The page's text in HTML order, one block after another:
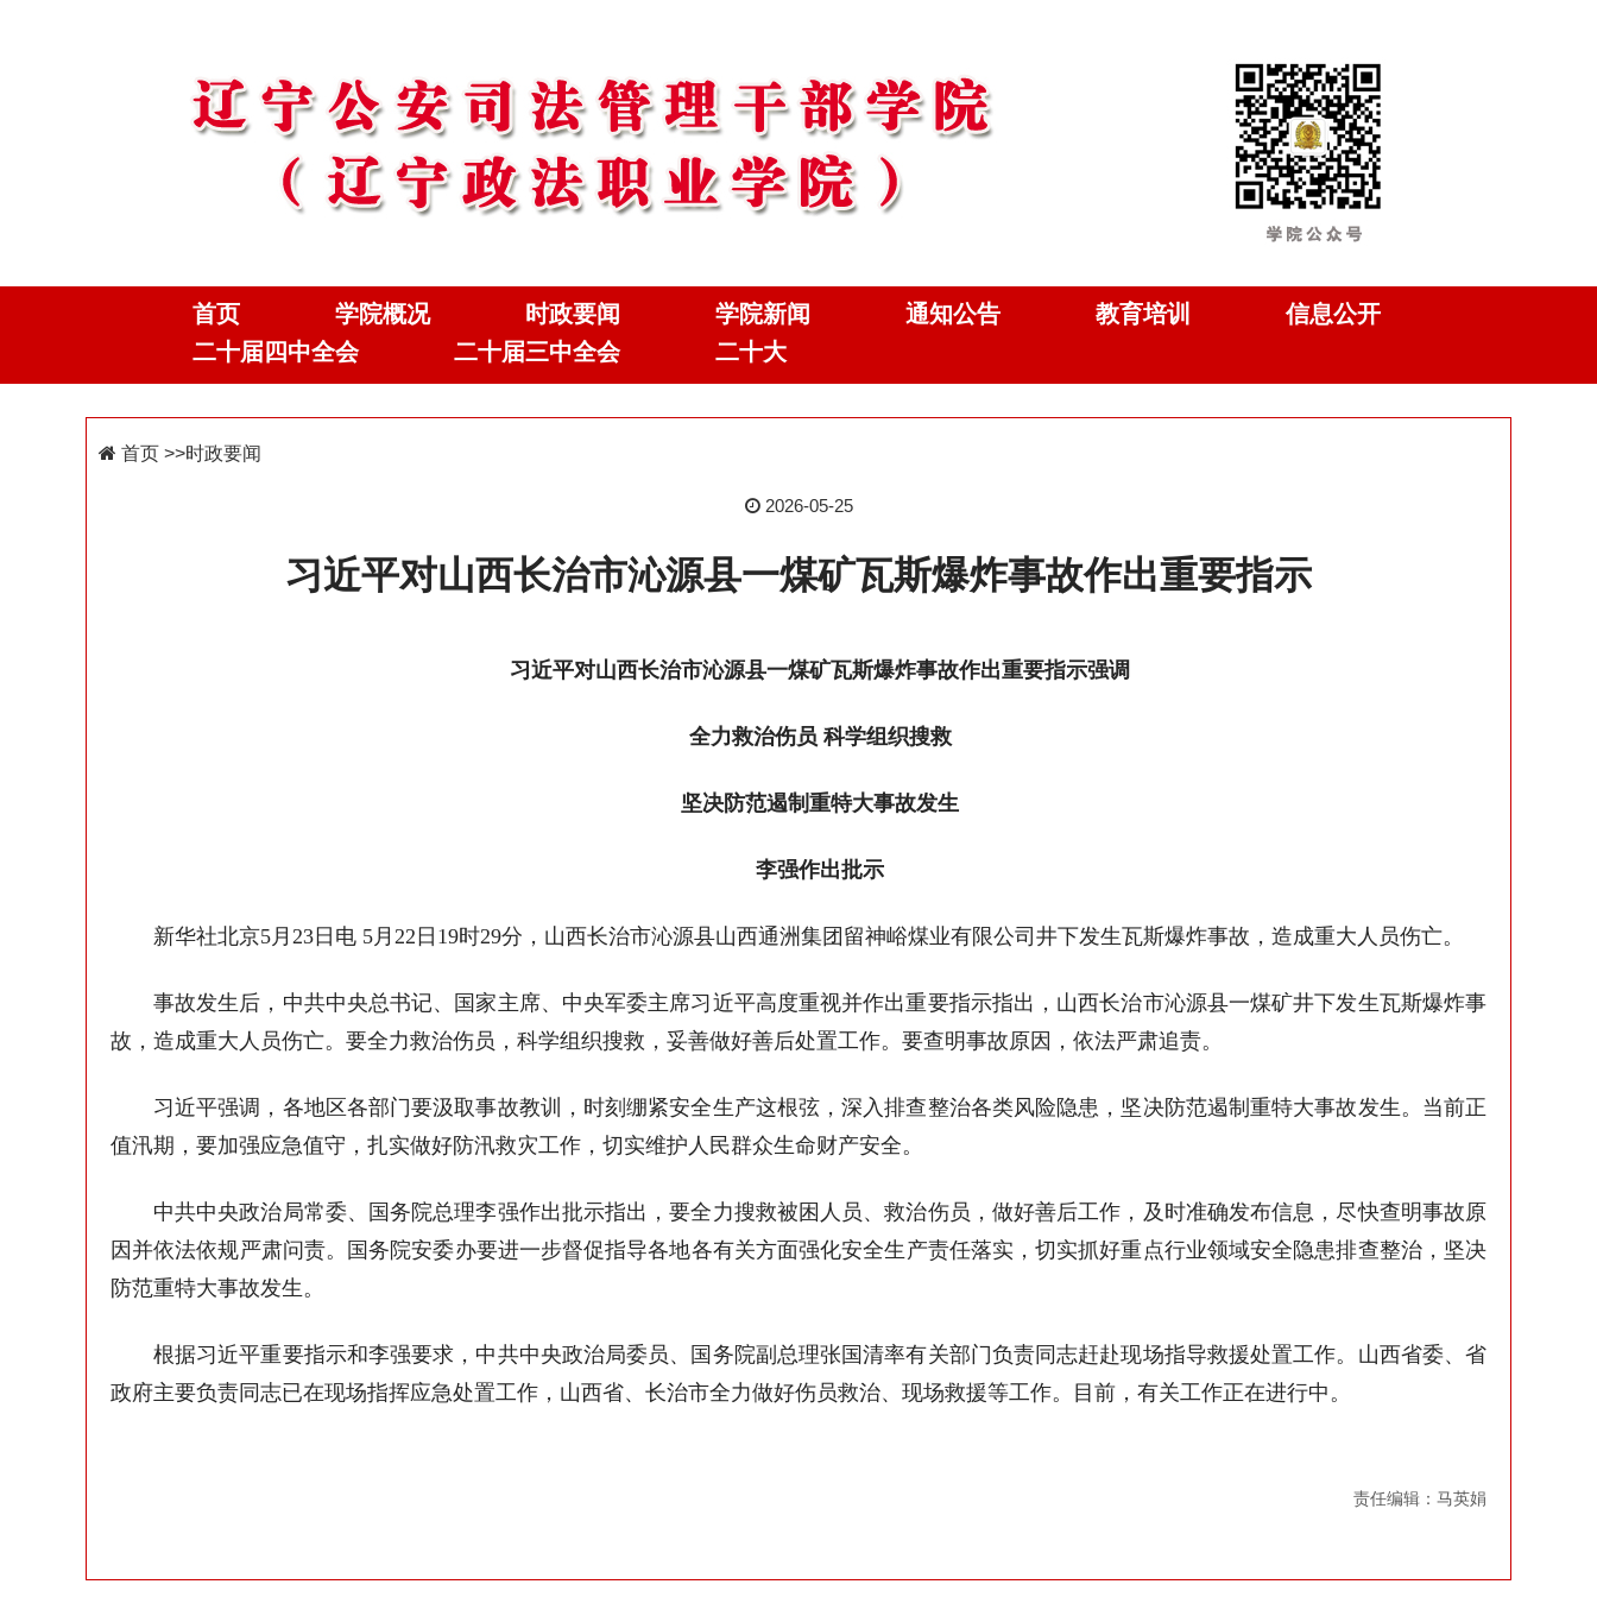
首页 学院概况 时政要闻 学院新闻 通知公告 教育培训
信息公开
二十届四中全会
二十届三中全会 二十大
首页 >>时政要闻
2026-05-25
习近平对山西长治市沁源县一煤矿瓦斯爆炸事故作出重要指示
习近平对山西长治市沁源县一煤矿瓦斯爆炸事故作出重要指示强调
全力救治伤员 科学组织搜救
坚决防范遏制重特大事故发生
李强作出批示
新华社北京5月23日电 5月22日19时29分，山西长治市沁源县山西通洲集团留神峪煤业有限公司井下发生瓦斯爆炸事故，造成重大人员伤亡。
事故发生后，中共中央总书记、国家主席、中央军委主席习近平高度重视并作出重要指示指出，山西长治市沁源县一煤矿井下发生瓦斯爆炸事
故，造成重大人员伤亡。要全力救治伤员，科学组织搜救，妥善做好善后处置工作。要查明事故原因，依法严肃追责。
习近平强调，各地区各部门要汲取事故教训，时刻绷紧安全生产这根弦，深入排查整治各类风险隐患，坚决防范遏制重特大事故发生。当前正
值汛期，要加强应急值守，扎实做好防汛救灾工作，切实维护人民群众生命财产安全。
中共中央政治局常委、国务院总理李强作出批示指出，要全力搜救被困人员、救治伤员，做好善后工作，及时准确发布信息，尽快查明事故原
因并依法依规严肃问责。国务院安委办要进一步督促指导各地各有关方面强化安全生产责任落实，切实抓好重点行业领域安全隐患排查整治，坚决
防范重特大事故发生。
根据习近平重要指示和李强要求，中共中央政治局委员、国务院副总理张国清率有关部门负责同志赶赴现场指导救援处置工作。山西省委、省
政府主要负责同志已在现场指挥应急处置工作，山西省、长治市全力做好伤员救治、现场救援等工作。目前，有关工作正在进行中。
责任编辑：马英娟